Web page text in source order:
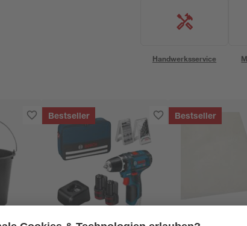
Handwerksservice
Bestseller Bestseller